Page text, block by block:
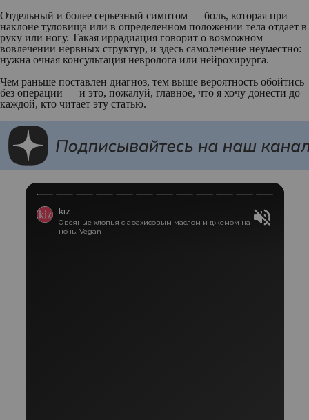
Отдельный и более серьезный симптом — боль, которая при
наклоне туловища или в определенном положении тела отдает в
руку или ногу. Такая иррадиация говорит о возможном
вовлечении нервных структур, и здесь самолечение неуместно:
нужна очная консультация невролога или нейрохирурга.
Чем раньше поставлен диагноз, тем выше вероятность обойтись
без операции — и это, пожалуй, главное, что я хочу донести до
каждой, кто читает эту статью.